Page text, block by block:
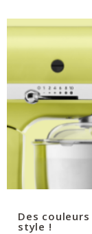
Des
style !